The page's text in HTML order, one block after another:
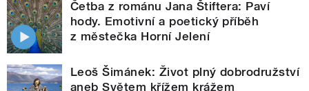
Četba z románu Jana Štiftera: Paví
hody. Emotivní a poetický příběh
z městečka Horní Jelení
Leoš Šimánek: Život plný dobrodružství
aneb Světem křížem krážem